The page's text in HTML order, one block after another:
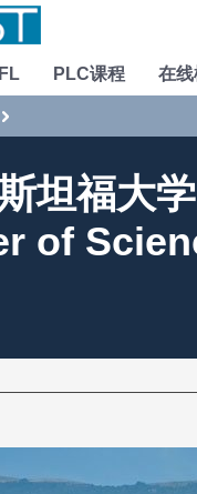
PLC课程 在
坦福大
of